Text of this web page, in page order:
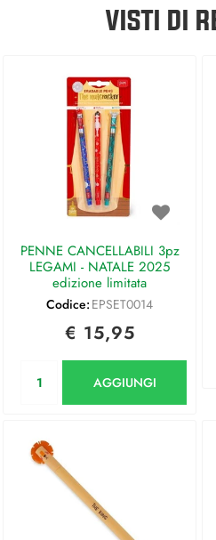
VISTI DI
PENNE CANCELLABILI 3pz
LEGAMI - NATALE 2025
edizione limitata
Codice: EPSET0014
€ 15,95
AGGIUNGI